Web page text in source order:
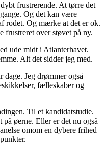
frustrerende. At tørre det
Og det kan være
rodet. Og mærke at det er ok.
frustreret over støvet på ny.
ude midt i Atlanterhavet.
Alt det sidder jeg med.
dage. Jeg drømmer også
fælleskaber og
Til et kandidatstudie.
øerne. Eller er det nu også
omom en dybere frihed